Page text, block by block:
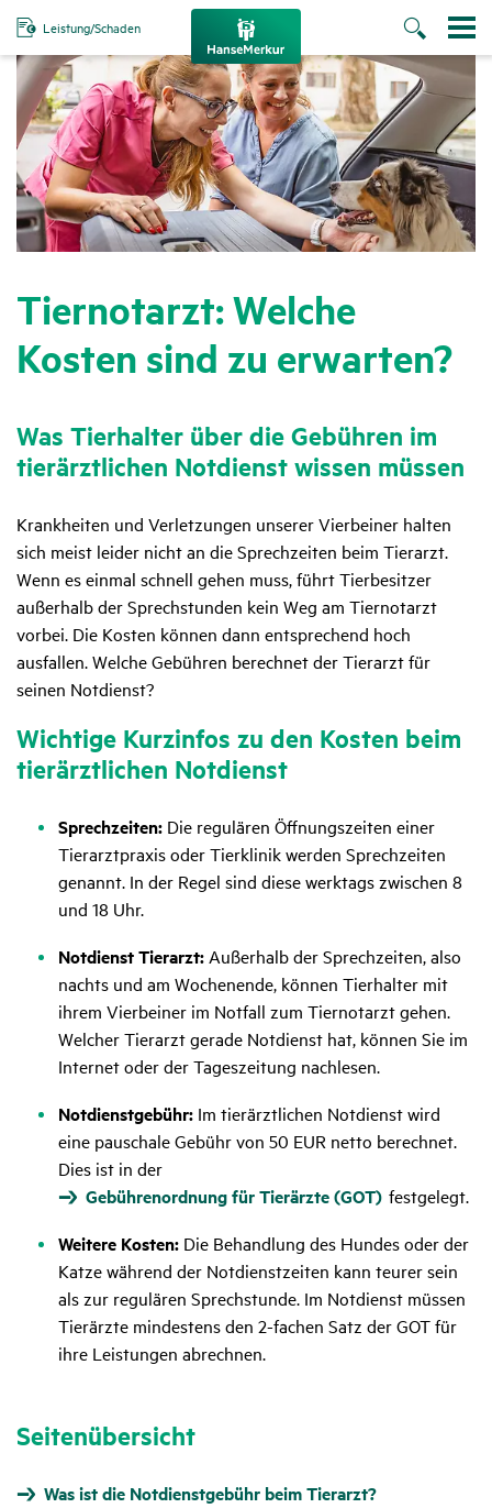
Leistung/Schaden
Tier­not­arzt: Welche
Kosten sind zu erwarten?
Was Tier­halter über die Gebühren im
tier­ärzt­li­chen Notdienst wissen müssen
Krankheiten und Verletzungen unserer Vierbeiner halten
sich meist leider nicht an die Sprechzeiten beim Tierarzt.
Wenn es einmal schnell gehen muss, führt Tierbesitzer
außerhalb der Sprechstunden kein Weg am Tiernotarzt
vorbei. Die Kosten können dann entsprechend hoch
ausfallen. Welche Gebühren berechnet der Tierarzt für
seinen Notdienst?
Wich­tige Kurz­infos zu den Kosten beim
tier­ärzt­li­chen Notdienst
Sprechzeiten: Die regulären Öffnungszeiten einer
Tierarztpraxis oder Tierklinik werden Sprechzeiten
genannt. In der Regel sind diese werktags zwischen 8
und 18 Uhr.
Notdienst Tierarzt: Außerhalb der Sprechzeiten, also
nachts und am Wochenende, können Tierhalter mit
ihrem Vierbeiner im Notfall zum Tiernotarzt gehen.
Welcher Tierarzt gerade Notdienst hat, können Sie im
Internet oder der Tageszeitung nachlesen.
Notdienstgebühr: Im tierärztlichen Notdienst wird
eine pauschale Gebühr von 50 EUR netto berechnet.
Dies ist in der
Gebührenordnung für Tierärzte (GOT) festgelegt.
Weitere Kosten: Die Behandlung des Hundes oder der
Katze während der Notdienstzeiten kann teurer sein
als zur regulären Sprechstunde. Im Notdienst müssen
Tierärzte mindestens den 2-fachen Satz der GOT für
ihre Leistungen abrechnen.
Seitenübersicht
Was ist die Notdienstgebühr beim Tierarzt?